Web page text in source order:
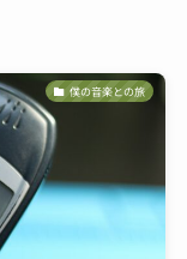
僕の音楽との旅